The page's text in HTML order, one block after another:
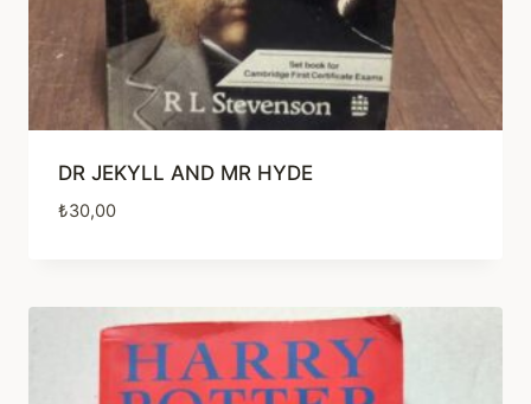
DR JEKYLL AND MR HYDE
₺30,00